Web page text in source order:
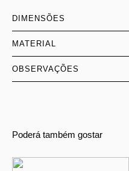
DIMENSÕES
MATERIAL
OBSERVAÇÕES
Poderá também gostar